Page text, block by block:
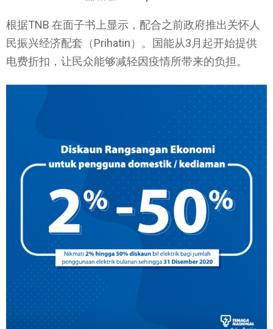
根据TNB 在面子书上显示，配合之前政府推出关怀人
民振兴经济配套（Prihatin）。国能从3月起开始提供
电费折扣，让民众能够减轻因疫情所带来的负担。